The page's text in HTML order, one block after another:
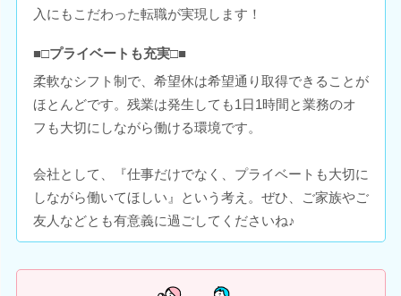
入にもこだわった転職が実現します！
■□プライベートも充実□■
柔軟なシフト制で、希望休は希望通り取得できることが
ほとんどです。残業は発生しても1日1時間と業務のオ
フも大切にしながら働ける環境です。
会社として、『仕事だけでなく、プライベートも大切に
しながら働いてほしい』という考え。ぜひ、ご家族やご
友人などとも有意義に過ごしてくださいね♪